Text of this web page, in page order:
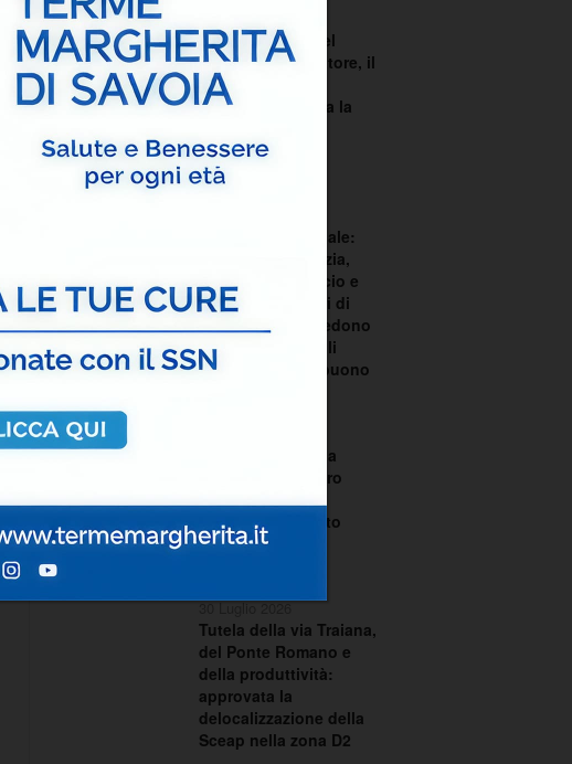
Festa in onore del
Santissimo Salvatore, il
Comitato Feste
Patronali richiama la
responsabilità
condivisa
Consiglio comunale:
dialogo sull’edilizia,
scontro su bilancio e
TARI. I consiglieri di
centrodestra chiedono
le dimissioni degli
assessori Santobuono
La Regione Puglia
chiede al Ministero
dell’Ambiente il
commissariamento
dell’ex discarica
30 Luglio 2026
Tutela della via Traiana,
del Ponte Romano e
della produttività:
approvata la
delocalizzazione della
Sceap nella zona D2